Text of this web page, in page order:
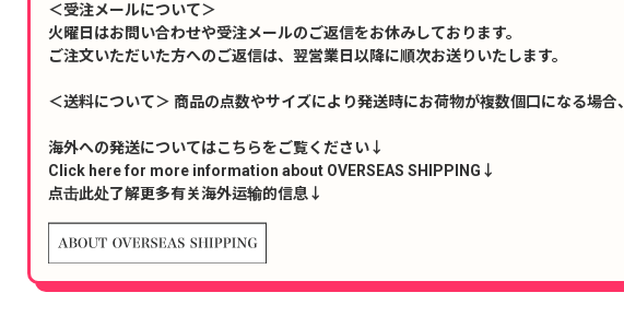
＜受注メールについて＞
火曜日はお問い合わせや受注メールのご返信をお休みしております。
ご注文いただいた方へのご返信は、翌営業日以降に順次お送りいたします。
＜送料について＞ 商品の点数やサイズにより発送時にお荷物が複数個口になる場
海外への発送についてはこちらをご覧ください↓
Click here for more information about OVERSEAS SHIPPING↓
点击此处了解更多有关海外运输的信息↓